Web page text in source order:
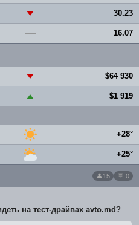
▼ 30.23
— 16.07
▼ $64 930
▲ $1 919
+28°
+25°
15 💬 0
на тест-драйвах avto.md?